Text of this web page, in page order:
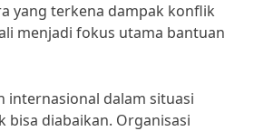
yang terkena dampak konflik
menjadi fokus utama bantuan
internasional dalam situasi
bisa diabaikan. Organisasi